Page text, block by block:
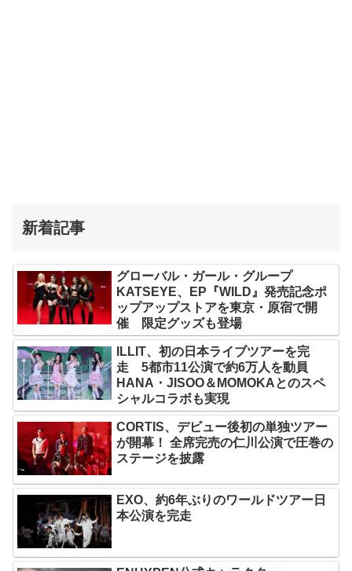
新着記事
グローバル・ガール・グループ
KATSEYE、EP『WILD』発売記念ポ
ップアップストアを東京・原宿で開
催 限定グッズも登場
ILLIT、初の日本ライブツアーを完
走 5都市11公演で約6万人を動員
HANA・JISOO＆MOMOKAとのスペ
シャルコラボも実現
CORTIS、デビュー後初の単独ツアー
が開幕！ 全席完売の仁川公演で圧巻の
ステージを披露
EXO、約6年ぶりのワールドツアー日
本公演を完走